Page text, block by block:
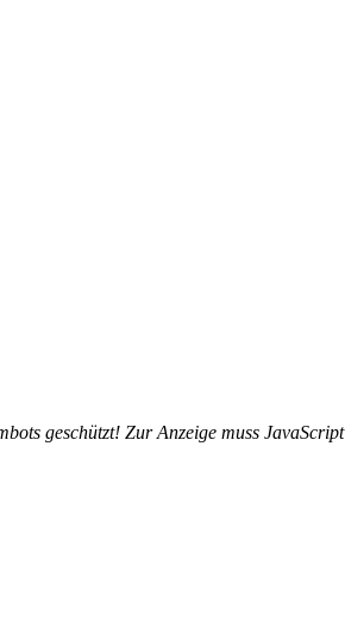
geschützt! Zur Anzeige muss JavaScript